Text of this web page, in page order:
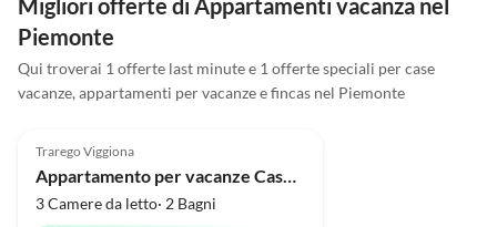
Migliori offerte di Appartamenti vacanza nel
Piemonte
Qui troverai 1 offerte last minute e 1 offerte speciali per case
vacanze, appartamenti per vacanze e fincas nel Piemonte
Trarego Viggiona
Appartamento per vacanze Casa Tramonto d'Oro - Alba
3 Camere da letto· 2 Bagni